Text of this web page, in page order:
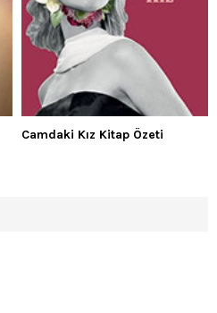
Camdaki Kız Kitap Özeti